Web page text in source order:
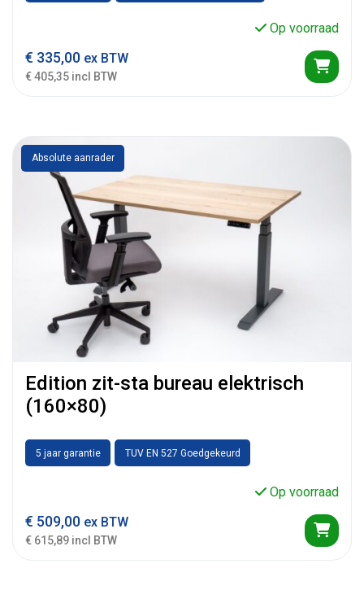
Op voorraad
€ 335,00 ex BTW
€ 405,35 incl BTW
Absolute aanrader
Edition zit-sta bureau elektrisch
(160×80)
5 jaar garantie TUV EN 527 Goedgekeurd
Op voorraad
€ 509,00 ex BTW
€ 615,89 incl BTW